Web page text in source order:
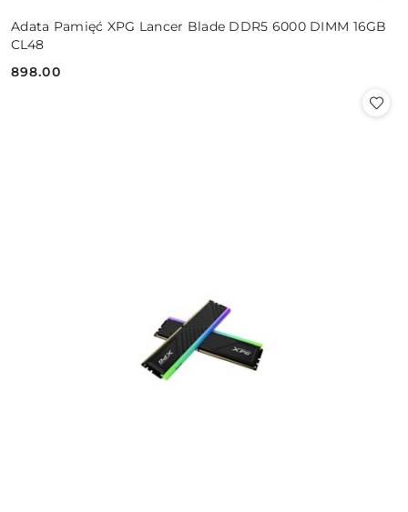
Adata Pamięć XPG Lancer Blade DDR5 6000 DIMM 16GB
CL48
Cena:
898.00